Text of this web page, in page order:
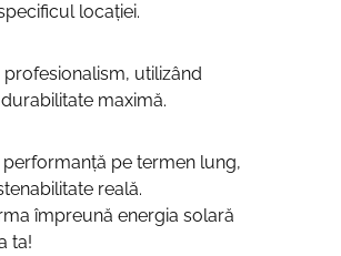
locației.
utilizând
maximă.
pe termen lung,
reală.
împreună energia solară
ta!